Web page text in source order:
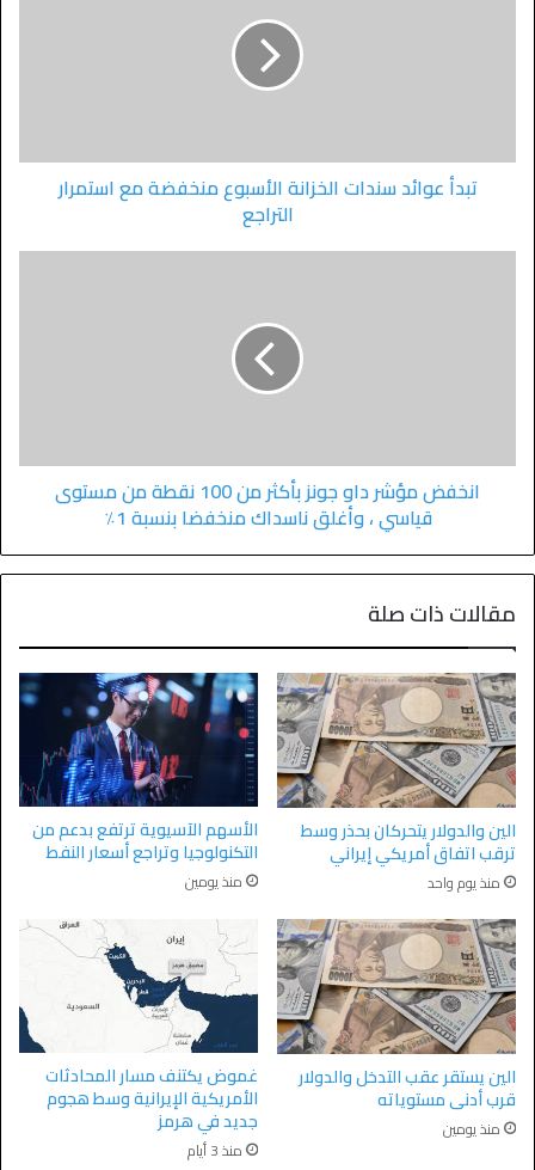
تبدأ عوائد سندات الخزانة الأسبوع منخفضة مع استمرار
التراجع
انخفض مؤشر داو جونز بأكثر من 100 نقطة من مستوى
قياسي ، وأغلق ناسداك منخفضا بنسبة 1٪
مقالات ذات صلة
الين والدولار يتحركان بحذر وسط
ترقب اتفاق أمريكي إيراني
منذ يوم واحد
الأسهم الآسيوية ترتفع بدعم من
التكنولوجيا وتراجع أسعار النفط
منذ يومين
الين يستقر عقب التدخل والدولار
قرب أدنى مستوياته
منذ يومين
غموض يكتنف مسار المحادثات
الأمريكية الإيرانية وسط هجوم
جديد في هرمز
منذ 3 أيام